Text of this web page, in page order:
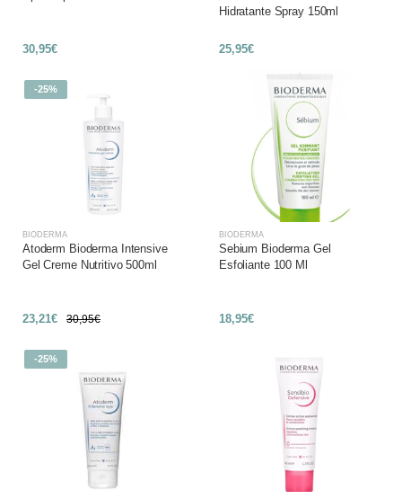
30,95€
Hidratante Spray 150ml
25,95€
-25%
BIODERMA
Atoderm Bioderma Intensive
Gel Creme Nutritivo 500ml
23,21€ 30,95€
BIODERMA
Sebium Bioderma Gel
Esfoliante 100 Ml
18,95€
-25%